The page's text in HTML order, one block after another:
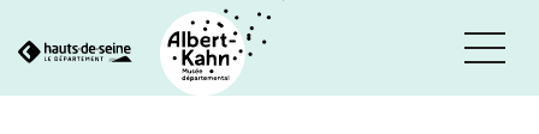
au
Cookies et traceurs utilisés sur ce site